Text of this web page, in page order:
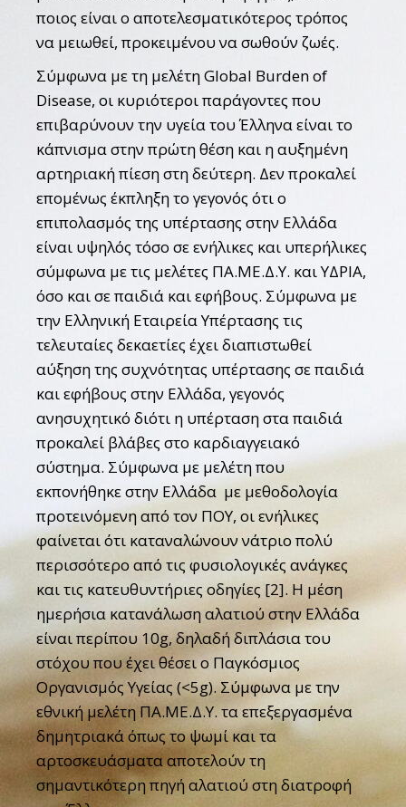
ποιος είναι ο αποτελεσματικότερος τρόπος
να μειωθεί, προκειμένου να σωθούν ζωές.
Σύμφωνα με τη μελέτη Global Burden of
Disease, οι κυριότεροι παράγοντες που
επιβαρύνουν την υγεία του Έλληνα είναι το
κάπνισμα στην πρώτη θέση και η αυξημένη
αρτηριακή πίεση στη δεύτερη. Δεν προκαλεί
επομένως έκπληξη το γεγονός ότι ο
επιπολασμός της υπέρτασης στην Ελλάδα
είναι υψηλός τόσο σε ενήλικες και υπερήλικες
σύμφωνα με τις μελέτες ΠΑ.ΜΕ.Δ.Υ. και ΥΔΡΙΑ,
όσο και σε παιδιά και εφήβους. Σύμφωνα με
την Ελληνική Εταιρεία Υπέρτασης τις
τελευταίες δεκαετίες έχει διαπιστωθεί
αύξηση της συχνότητας υπέρτασης σε παιδιά
και εφήβους στην Ελλάδα, γεγονός
ανησυχητικό διότι η υπέρταση στα παιδιά
προκαλεί βλάβες στο καρδιαγγειακό
σύστημα. Σύμφωνα με μελέτη που
εκπονήθηκε στην Ελλάδα με μεθοδολογία
προτεινόμενη από τον ΠΟΥ, οι ενήλικες
φαίνεται ότι καταναλώνουν νάτριο πολύ
περισσότερο από τις φυσιολογικές ανάγκες
και τις κατευθυντήριες οδηγίες [2]. Η μέση
ημερήσια κατανάλωση αλατιού στην Ελλάδα
είναι περίπου 10g, δηλαδή διπλάσια του
στόχου που έχει θέσει ο Παγκόσμιος
Οργανισμός Υγείας (<5g). Σύμφωνα με την
εθνική μελέτη ΠΑ.ΜΕ.Δ.Υ. τα επεξεργασμένα
δημητριακά όπως το ψωμί και τα
αρτοσκευάσματα αποτελούν τη
σημαντικότερη πηγή αλατιού στη διατροφή